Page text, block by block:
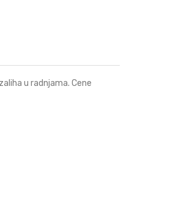
u radnjama. Cene